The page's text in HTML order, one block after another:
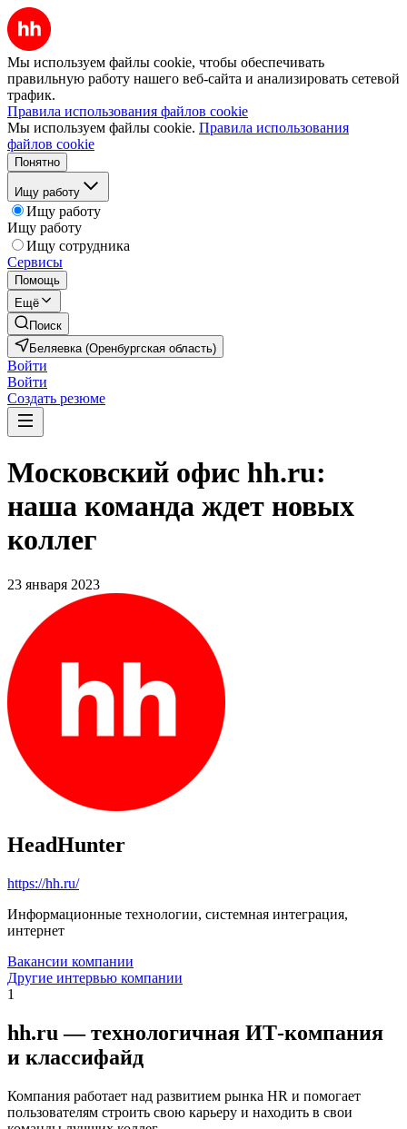
Мы используем файлы cookie, чтобы обеспечивать
правильную работу нашего веб-сайта и анализировать сетевой
трафик.
Правила использования файлов cookie
Мы используем файлы cookie. Правила использования
файлов cookie
Понятно
Ищу работу
Ищу работу
Ищу работу
Ищу сотрудника
Сервисы
Помощь
Ещё
Поиск
Беляевка (Оренбургская область)
Войти
Войти
Создать резюме
Московский офис hh.ru:
наша команда ждет новых
коллег
23 января 2023
HeadHunter
https://hh.ru/
Информационные технологии, системная интеграция,
интернет
Вакансии компании
Другие интервью компании
1
hh.ru — технологичная ИТ-компания
и классифайд
Компания работает над развитием рынка HR и помогает
пользователям строить свою карьеру и находить в свои